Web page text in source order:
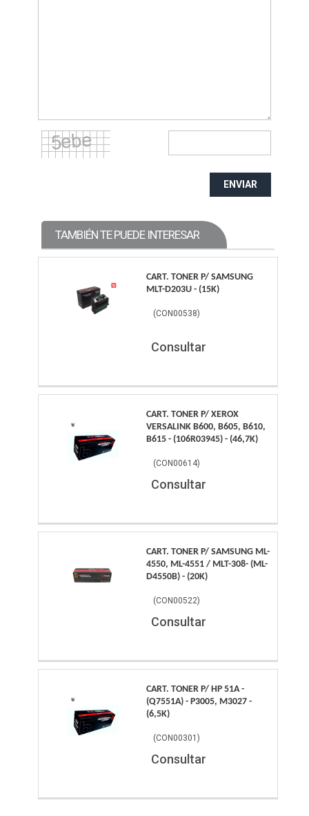
ENVIAR
TAMBIÉN TE PUEDE INTERESAR
CART. TONER P/ SAMSUNG
MLT-D203U - (15K)
(CON00538)
Consultar
CART. TONER P/ XEROX
VERSALINK B600, B605, B610,
B615 - (106R03945) - (46,7K)
(CON00614)
Consultar
CART. TONER P/ SAMSUNG ML-
4550, ML-4551 / MLT-308- (ML-
D4550B) - (20K)
(CON00522)
Consultar
CART. TONER P/ HP 51A -
(Q7551A) - P3005, M3027 -
(6,5K)
(CON00301 )
Consultar